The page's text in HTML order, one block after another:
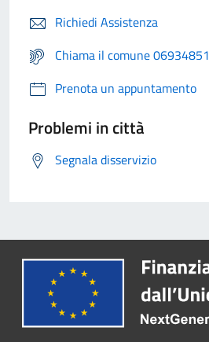
Richiedi Assistenza
Chiama il comune 06934851
Prenota un appuntamento
Problemi in città
Segnala disservizio